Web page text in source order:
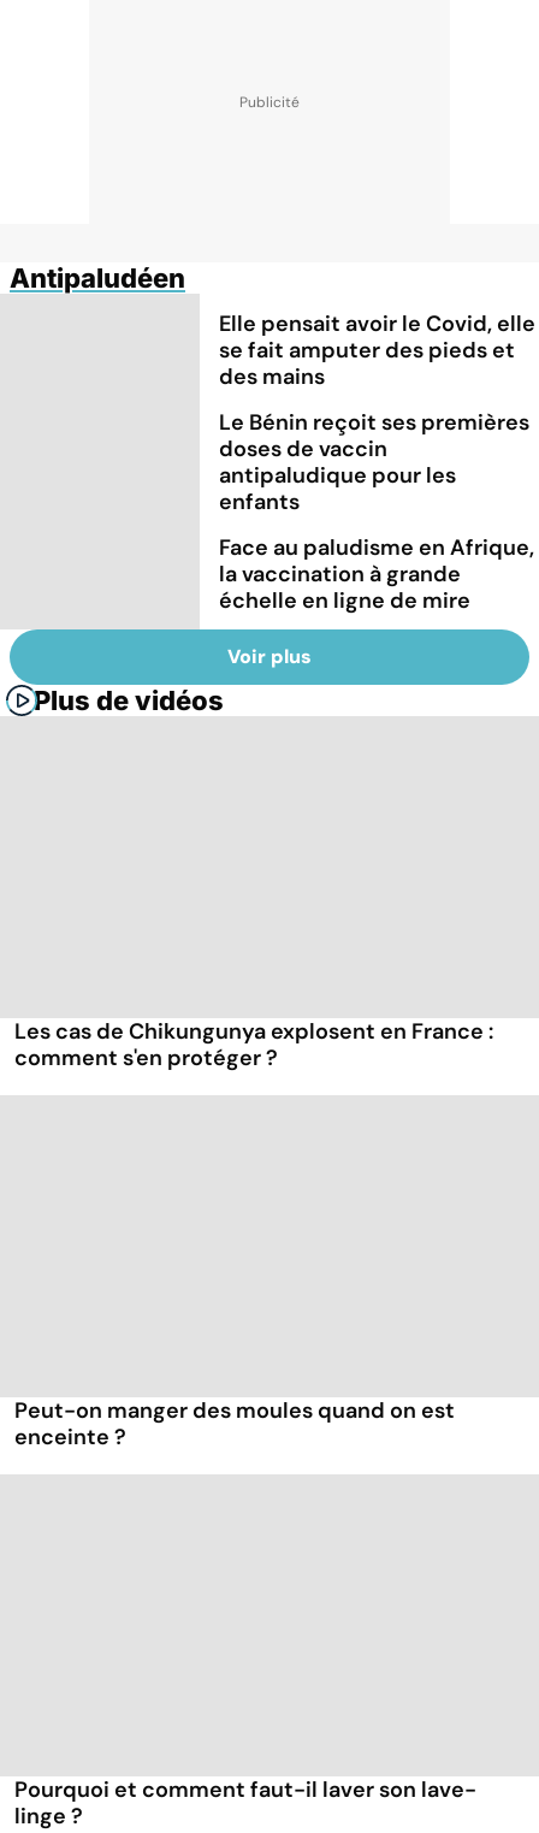
Antipaludéen
Elle pensait avoir le Covid, elle
se fait amputer des pieds et
des mains
Le Bénin reçoit ses premières
doses de vaccin
antipaludique pour les
enfants
Face au paludisme en Afrique,
la vaccination à grande
échelle en ligne de mire
Voir plus
Plus de vidéos
Les cas de Chikungunya explosent en France :
comment s'en protéger ?
Peut-on manger des moules quand on est
enceinte ?
Pourquoi et comment faut-il laver son lave-
linge ?